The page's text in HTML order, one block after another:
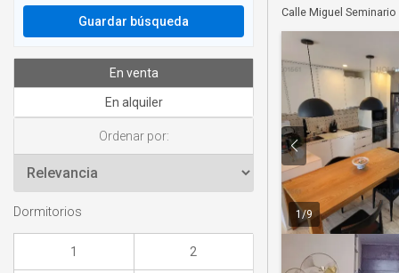
Calle Miguel Seminario
1/9
Guardar búsqueda
En venta
En alquiler
Ordenar por:
Dormitorios
1 2